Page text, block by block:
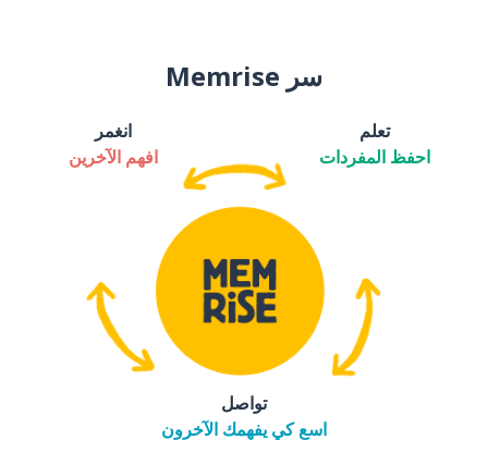
سر Memrise
تعلم
احفظ المفردات
انغمر
افهم الآخرين
تواصل
اسع كي يفهمك الآخرون